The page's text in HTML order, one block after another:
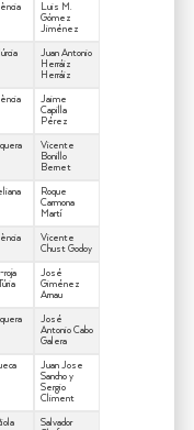
Luis M.
Gómez
Jiménez
Juan Antonio
Herráiz
Herráiz
Jaime
Capilla
Pérez
Vicente
Bonillo
Bernet
Roque
Carmona
Martí
Vicente
Chust Godoy
roja
José
Giménez
Arnau
José
Antonio Cabo
Galera
Juan Jose
Sancho y
Sergio
Climent
Salvador